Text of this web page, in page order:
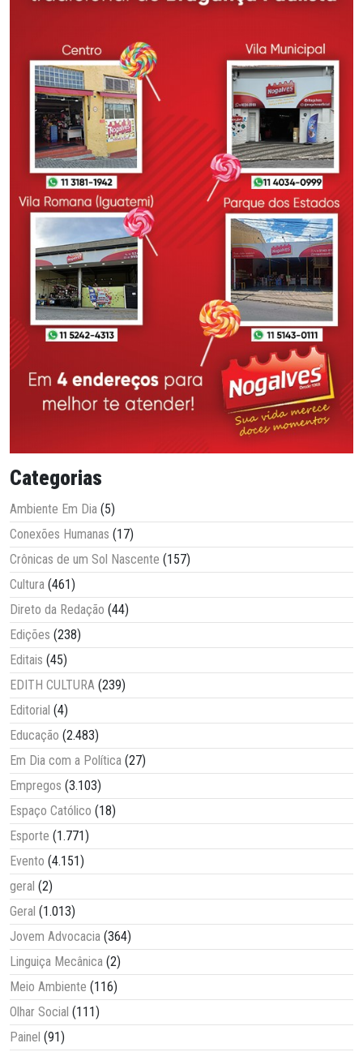
Categorias
Ambiente Em Dia (5)
Conexões Humanas (17)
Crônicas de um Sol Nascente (157)
Cultura (461)
Direto da Redação (44)
Edições (238)
Editais (45)
EDITH CULTURA (239)
Editorial (4)
Educação (2.483)
Em Dia com a Política (27)
Empregos (3.103)
Espaço Católico (18)
Esporte (1.771)
Evento (4.151)
geral (2)
Geral (1.013)
Jovem Advocacia (364)
Linguiça Mecânica (2)
Meio Ambiente (116)
Olhar Social (111)
Painel (91)